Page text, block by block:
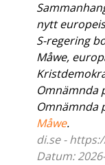
nytt
S-regering
Måwe,
Omnämnda
Omnämnda
Måwe.
di.se -
Datum: